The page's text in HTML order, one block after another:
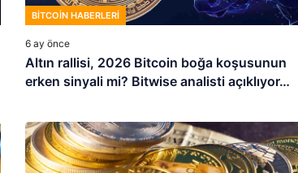
BITCOIN HABERLERI
6 ay önce
Altın rallisi, 2026 Bitcoin boğa koşusunun
erken sinyali mi? Bitwise analisti açıklıyor…